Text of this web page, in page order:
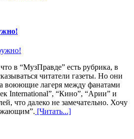
в “МузПравде” есть рубрика, в
читатели газеты. Но они
воюющие лагеря между фанатами
International”, “Кино”, “Арии” и
что далеко не замечательно. Хочу
[Читать...]